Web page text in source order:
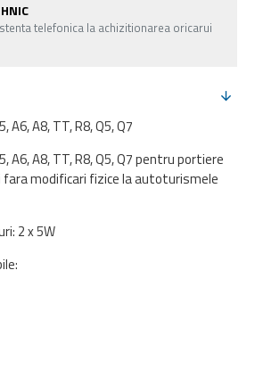
telefonica la achizitionarea oricarui
A6, A8, TT, R8, Q5, Q7
A6, A8, TT, R8, Q5, Q7 pentru portiere
modificari fizice la autoturismele
2 x 5W